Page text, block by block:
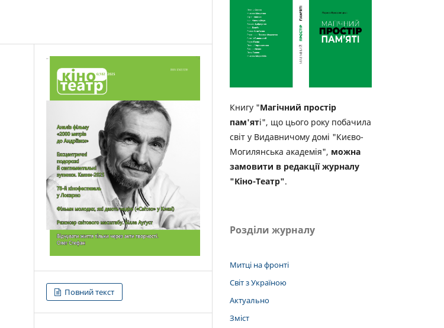
Повний текст
Книгу "Магічний простір
пам'яті", що цього року побачила
світ у Видавничому домі "Києво-
Могилянська академія", можна
замовити в редакції журналу
"Кіно-Театр".
Розділи журналу
Митці на фронті
Світ з Україною
Актуально
Зміст